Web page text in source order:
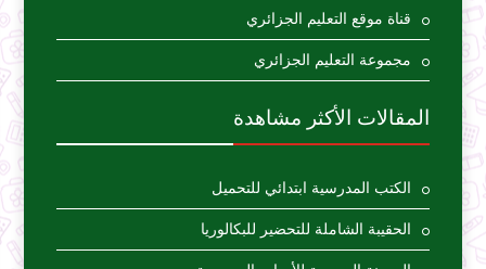
قناة موقع التعليم الجزائري
مجموعة التعليم الجزائري
المقالات الأكثر مشاهدة
الكتب المدرسية ابتدائي للتحميل
الحقيبة الشاملة للتحضير للبكالوريا